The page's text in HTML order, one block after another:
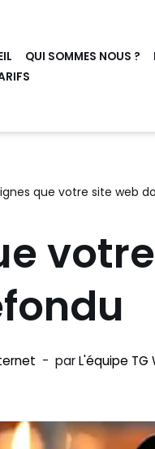
QUI SOMMES NOUS ?
que votre site web
parL'équipe